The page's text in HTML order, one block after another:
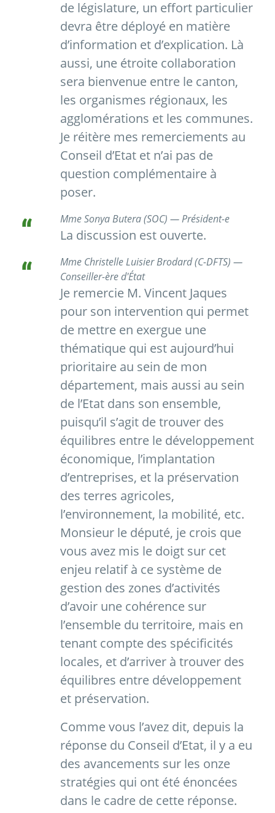
de législature, un effort particulier
devra être déployé en matière
d’information et d’explication. Là
aussi, une étroite collaboration
sera bienvenue entre le canton,
les organismes régionaux, les
agglomérations et les communes.
Je réitère mes remerciements au
Conseil d’Etat et n’ai pas de
question complémentaire à
poser.
Mme Sonya Butera (SOC) — Président-e
La discussion est ouverte.
Mme Christelle Luisier Brodard (C-DFTS) —
Conseiller-ère d'État
Je remercie M. Vincent Jaques
pour son intervention qui permet
de mettre en exergue une
thématique qui est aujourd’hui
prioritaire au sein de mon
département, mais aussi au sein
de l’Etat dans son ensemble,
puisqu’il s’agit de trouver des
équilibres entre le développement
économique, l’implantation
d’entreprises, et la préservation
des terres agricoles,
l’environnement, la mobilité, etc.
Monsieur le député, je crois que
vous avez mis le doigt sur cet
enjeu relatif à ce système de
gestion des zones d’activités
d’avoir une cohérence sur
l’ensemble du territoire, mais en
tenant compte des spécificités
locales, et d’arriver à trouver des
équilibres entre développement
et préservation.
Comme vous l’avez dit, depuis la
réponse du Conseil d’Etat, il y a eu
des avancements sur les onze
stratégies qui ont été énoncées
dans le cadre de cette réponse.